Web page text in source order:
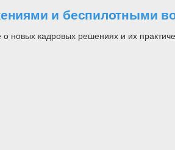
и беспилотными
новых кадровых решениях и их